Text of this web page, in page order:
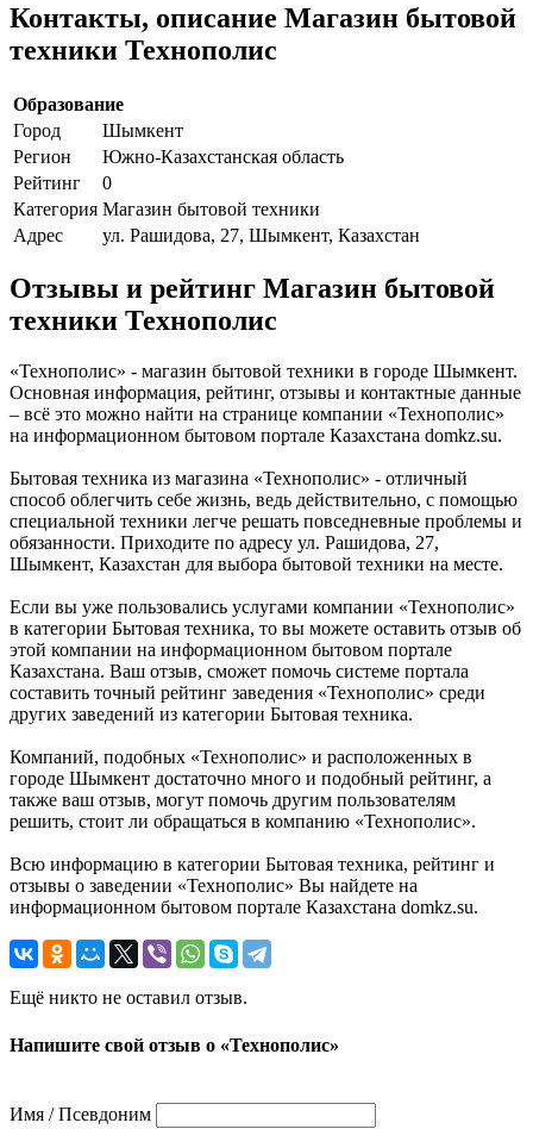
Контакты, описание Магазин бытовой
техники Технополис
Образование
Город
Шымкент
Регион
Южно-Казахстанская область
Рейтинг
0
Категория Магазин бытовой техники
Адрес
ул. Рашидова, 27, Шымкент, Казахстан
Отзывы и рейтинг Магазин бытовой
техники Технополис
«Технополис» - магазин бытовой техники в городе Шымкент.
Основная информация, рейтинг, отзывы и контактные данные
– всё это можно найти на странице компании «Технополис»
на информационном бытовом портале Казахстана domkz.su.
Бытовая техника из магазина «Технополис» - отличный
способ облегчить себе жизнь, ведь действительно, с помощью
специальной техники легче решать повседневные проблемы и
обязанности. Приходите по адресу ул. Рашидова, 27,
Шымкент, Казахстан для выбора бытовой техники на месте.
Если вы уже пользовались услугами компании «Технополис»
в категории Бытовая техника, то вы можете оставить отзыв об
этой компании на информационном бытовом портале
Казахстана. Ваш отзыв, сможет помочь системе портала
составить точный рейтинг заведения «Технополис» среди
других заведений из категории Бытовая техника.
Компаний, подобных «Технополис» и расположенных в
городе Шымкент достаточно много и подобный рейтинг, а
также ваш отзыв, могут помочь другим пользователям
решить, стоит ли обращаться в компанию «Технополис».
Всю информацию в категории Бытовая техника, рейтинг и
отзывы о заведении «Технополис» Вы найдете на
информационном бытовом портале Казахстана domkz.su.
Ещё никто не оставил отзыв.
Напишите свой отзыв о «Технополис»
Имя / Псевдоним